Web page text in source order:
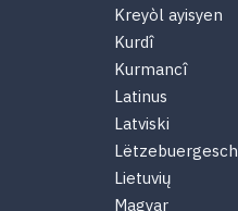
Kreyòl ayisyen
Kurdî
Kurmancî
Latinus
Latviski
Lëtzebuergesch
Lietuvių